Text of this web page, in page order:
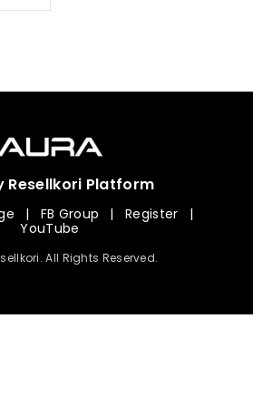
Resellkori Platform
| FB Group | Register
|
YouTube
All Rights Reserved.